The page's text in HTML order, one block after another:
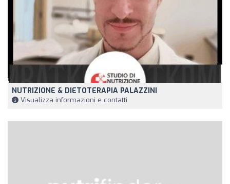
NUTRIZIONE & DIETOTERAPIA PALAZZINI
Visualizza informazioni e contatti